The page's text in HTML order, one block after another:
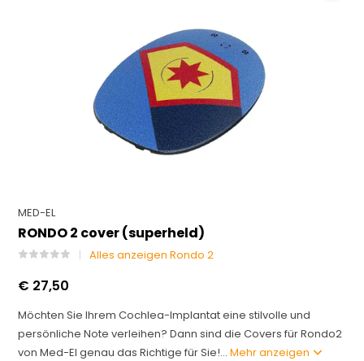
MED-EL
RONDO 2 cover (superheld)
Alles anzeigen Rondo 2
€ 27,50
Möchten Sie Ihrem Cochlea-Implantat eine stilvolle und
persönliche Note verleihen? Dann sind die Covers für Rondo2
von Med-El genau das Richtige für Sie!...Mehr anzeigen